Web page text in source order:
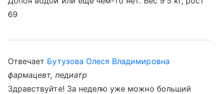
69
Отвечает Бутузова Олеся Владимировна
фармацевт, педиатр
Здравствуйте! За неделю уже можно больший